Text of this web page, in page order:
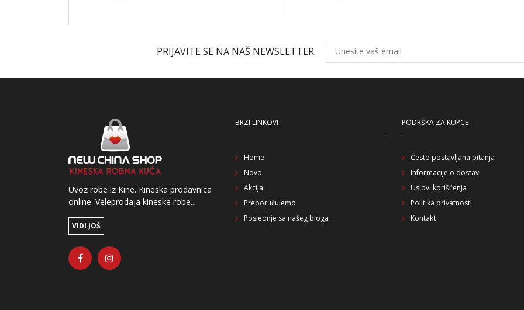
PRIJAVITE SE NA NAŠ NEWSLETTER
Uvoz robe iz Kine. Kineska prodavnica
online. Veleprodaja kineske robe...
VIDI JOŠ
BRZI LINKOVI
Home
Novo
Akcija
Preporučujemo
Poslednje sa našeg bloga
PODRŠKA ZA KUPCE
Često postavljana pitanja
Informacije o dostavi
Uslovi korišćenja
Politika privatnosti
Kontakt